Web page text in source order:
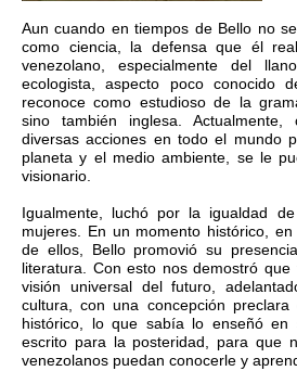
Aun cuando en tiempos de Bello no
como ciencia, la defensa que él
venezolano, especialmente del
ecologista, aspecto poco conocido
reconoce como estudioso de la
sino también inglesa. Actualmente,
diversas acciones en todo el mundo
planeta y el medio ambiente, se le
visionario.
Igualmente, luchó por la igualdad
mujeres. En un momento histórico,
de ellos, Bello promovió su
literatura. Con esto nos demostró
visión universal del futuro,
cultura, con una concepción
histórico, lo que sabía lo enseñó
escrito para la posteridad, para que
venezolanos puedan conocerle y